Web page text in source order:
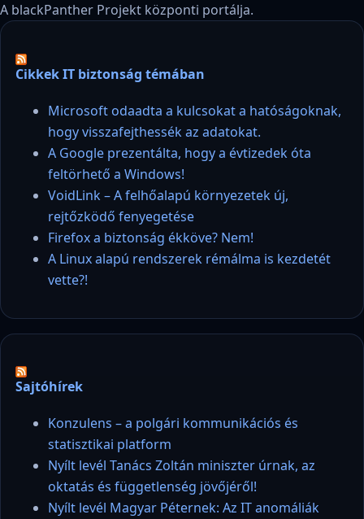
A blackPanther Projekt központi portálja.
Cikkek IT biztonság témában
Microsoft odaadta a kulcsokat a hatóságoknak,
hogy visszafejthessék az adatokat.
A Google prezentálta, hogy a évtizedek óta
feltörhető a Windows!
VoidLink – A felhőalapú környezetek új,
rejtőzködő fenyegetése
Firefox a biztonság ékköve? Nem!
A Linux alapú rendszerek rémálma is kezdetét
vette?!
Sajtóhírek
Konzulens – a polgári kommunikációs és
statisztikai platform
Nyílt levél Tanács Zoltán miniszter úrnak, az
oktatás és függetlenség jövőjéről!
Nyílt levél Magyar Péternek: Az IT anomáliák